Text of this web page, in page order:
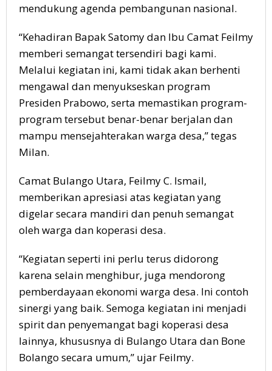
mendukung agenda pembangunan nasional.
“Kehadiran Bapak Satomy dan Ibu Camat Feilmy
memberi semangat tersendiri bagi kami.
Melalui kegiatan ini, kami tidak akan berhenti
mengawal dan menyukseskan program
Presiden Prabowo, serta memastikan program-
program tersebut benar-benar berjalan dan
mampu mensejahterakan warga desa,” tegas
Milan.
Camat Bulango Utara, Feilmy C. Ismail,
memberikan apresiasi atas kegiatan yang
digelar secara mandiri dan penuh semangat
oleh warga dan koperasi desa.
“Kegiatan seperti ini perlu terus didorong
karena selain menghibur, juga mendorong
pemberdayaan ekonomi warga desa. Ini contoh
sinergi yang baik. Semoga kegiatan ini menjadi
spirit dan penyemangat bagi koperasi desa
lainnya, khususnya di Bulango Utara dan Bone
Bolango secara umum,” ujar Feilmy.